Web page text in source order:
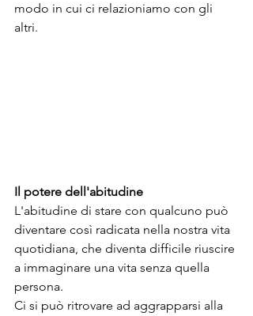
modo in cui ci relazioniamo con gli
altri.
Il potere dell'abitudine
L'abitudine di stare con qualcuno può
diventare così radicata nella nostra vita
quotidiana, che diventa difficile riuscire
a immaginare una vita senza quella
persona.
Ci si può ritrovare ad aggrapparsi alla